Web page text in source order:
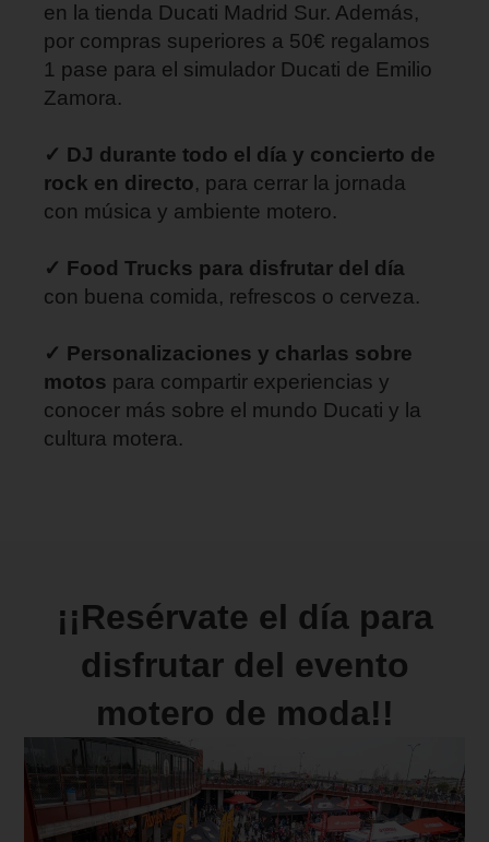
en la tienda Ducati Madrid Sur. Además,
por compras superiores a 50€ regalamos
1 pase para el simulador Ducati de Emilio
Zamora.
✓ DJ durante todo el día y concierto de
rock en directo, para cerrar la jornada
con música y ambiente motero.
✓ Food Trucks para disfrutar del día
con buena comida, refrescos o cerveza.
✓ Personalizaciones y charlas sobre
motos para compartir experiencias y
conocer más sobre el mundo Ducati y la
cultura motera.
¡¡Resérvate el día para
disfrutar del evento
motero de moda!!